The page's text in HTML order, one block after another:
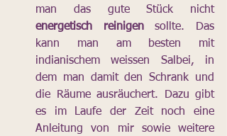
man das gute Stück nicht
energetisch reinigen sollte. Das
kann man am besten mit
indianischem weissen Salbei, in
dem man damit den Schrank und
die Räume ausräuchert. Dazu gibt
es im Laufe der Zeit noch eine
Anleitung von mir sowie weitere